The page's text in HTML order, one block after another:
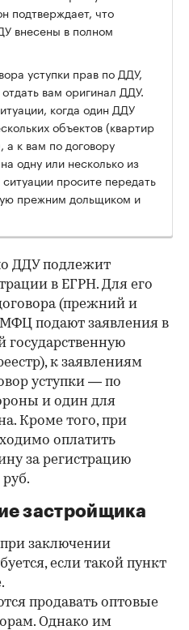
подтверждает, что
внесены в полном
уступки прав по ДДУ,
вам оригинал ДДУ.
когда один ДДУ
объектов (квартир
к вам по договору
одну или несколько из
просите передать
прежним дольщиком и
ДДУ подлежит
в ЕГРН. Для его
(прежний и
подают заявления в
государственную
к заявлениям
уступки — по
и один для
Кроме того, при
оплатить
за регистрацию
застройщика
заключении
если такой пункт
продавать оптовые
Однако им